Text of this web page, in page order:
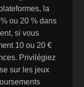
la
ou 20 % dans
si vous
10 ou 20 €
Privilégiez
sur les jeux